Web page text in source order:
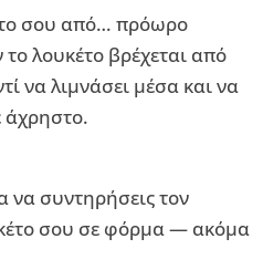
σου από… πρόωρο
λουκέτο βρέχεται από
να λιμνάσει μέσα και να
άχρηστο.
να συντηρήσεις τον
σου σε φόρμα — ακόμα